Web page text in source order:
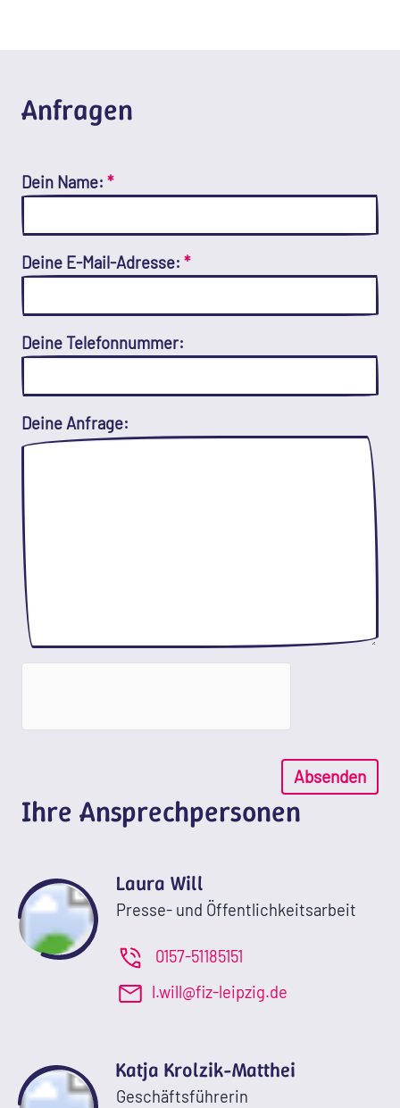
Anfragen
Dein Name: *
Deine E-Mail-Adresse: *
Deine Telefonnummer:
Deine Anfrage:
Absenden
Ihre Ansprechpersonen
Laura Will
Presse- und Öffentlichkeitsarbeit
0157-51185151
l.will@fiz-leipzig.de
Katja Krolzik-Matthei
Geschäftsführerin